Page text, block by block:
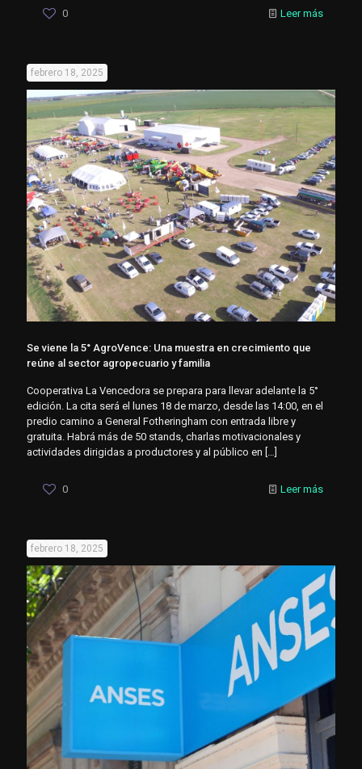
0 Leer más
febrero 18, 2025
Se viene la 5° AgroVence: Una muestra en crecimiento que
reúne al sector agropecuario y familia
Cooperativa La Vencedora se prepara para llevar adelante la 5°
edición. La cita será el lunes 18 de marzo, desde las 14:00, en el
predio camino a General Fotheringham con entrada libre y
gratuita. Habrá más de 50 stands, charlas motivacionales y
actividades dirigidas a productores y al público en […]
0 Leer más
febrero 18, 2025